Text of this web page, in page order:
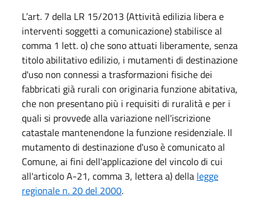
L’art. 7 della LR 15/2013 (Attività edilizia libera e
interventi soggetti a comunicazione) stabilisce al
comma 1 lett. o) che sono attuati liberamente, senza
titolo abilitativo edilizio, i mutamenti di destinazione
d'uso non connessi a trasformazioni fisiche dei
fabbricati già rurali con originaria funzione abitativa,
che non presentano più i requisiti di ruralità e per i
quali si provvede alla variazione nell'iscrizione
catastale mantenendone la funzione residenziale. Il
mutamento di destinazione d'uso è comunicato al
Comune, ai fini dell'applicazione del vincolo di cui
all'articolo A-21, comma 3, lettera a) della legge
regionale n. 20 del 2000.